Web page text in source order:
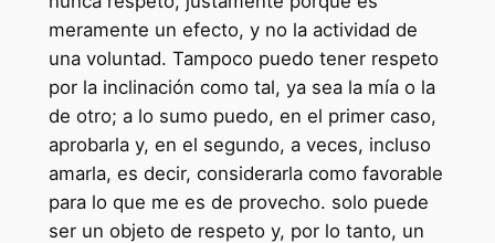
meramente un efecto, y no la actividad de
una voluntad. Tampoco puedo tener respeto
por la inclinación como tal, ya sea la mía o la
de otro; a lo sumo puedo, en el primer caso,
aprobarla y, en el segundo, a veces, incluso
amarla, es decir, considerarla como favorable
para lo que me es de provecho. solo puede
ser un objeto de respeto y, por lo tanto, un